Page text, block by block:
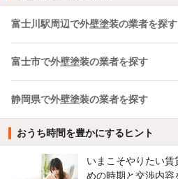
富士川駅周辺で外壁塗装の業者を探す
富士市で外壁塗装の業者を探す
静岡県で外壁塗装の業者を探す
おうち時間を豊かにするヒント
いまこそやりたい
めの時期と交渉内容